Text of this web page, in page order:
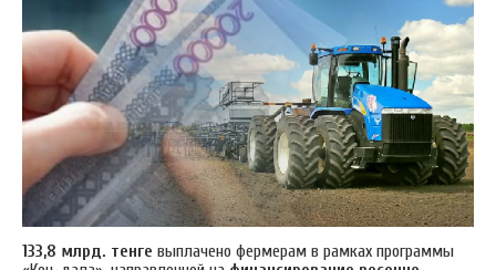
133,8 млрд. тенге выплачено фермерам в рамках программы